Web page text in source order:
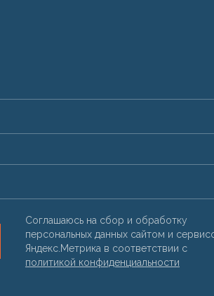
Соглашаюсь на сбор и обработку
персональных данных сайтом и
Яндекс.Метрика в соответствии с
политикой конфиденциальности